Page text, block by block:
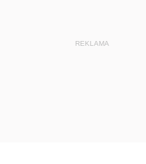
REKLAMA